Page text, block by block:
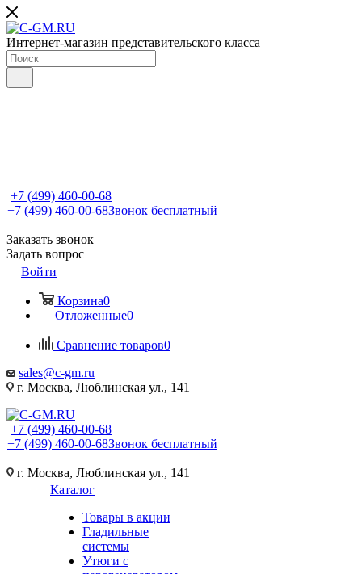
Интернет-магазин представительского класса
+7 (499) 460-00-68
+7 (499) 460-00-68Звонок бесплатный
Заказать звонок
Задать вопрос
Войти
Корзина0
Отложенные0
Сравнение товаров0
sales@c-gm.ru
г. Москва, Люблинская ул., 141
+7 (499) 460-00-68
+7 (499) 460-00-68Звонок бесплатный
г. Москва, Люблинская ул., 141
Каталог
Товары в акции
Гладильные
системы
Утюги с